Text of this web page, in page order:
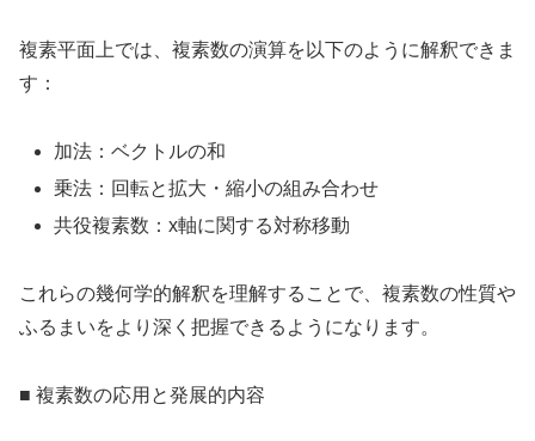
複素平面上では、複素数の演算を以下のように解釈できま
す：
加法：ベクトルの和
乗法：回転と拡大・縮小の組み合わせ
共役複素数：x軸に関する対称移動
これらの幾何学的解釈を理解することで、複素数の性質や
ふるまいをより深く把握できるようになります。
■ 複素数の応用と発展的内容